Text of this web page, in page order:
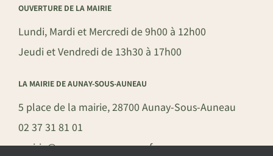
OUVERTURE DE LA MAIRIE
Lundi, Mardi et Mercredi de 9h00 à 12h00
Jeudi et Vendredi de 13h30 à 17h00
LA MAIRIE DE AUNAY-SOUS-AUNEAU
5 place de la mairie, 28700 Aunay-Sous-Auneau
02 37 31 81 01
mairie@aunay-sous-auneau.fr